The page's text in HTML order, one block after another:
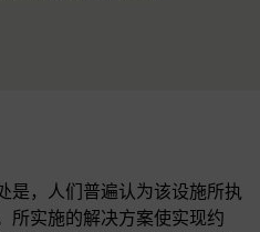
是，人们普遍认为该设施所执
所实施的解决方案使实现约